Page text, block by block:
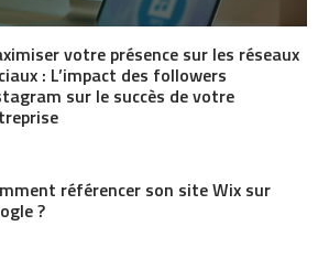
votre présence sur les réseaux
: L’impact des followers
sur le succès de votre
référencer son site Wix sur
?